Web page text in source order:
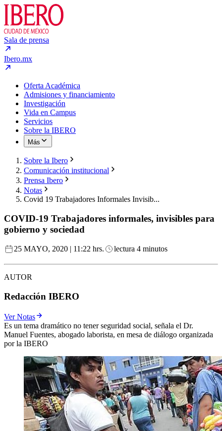
Sala de prensa
Ibero.mx
Oferta Académica
Admisiones y financiamiento
Investigación
Vida en Campus
Servicios
Sobre la IBERO
Más
Sobre la Ibero
Comunicación institucional
Prensa Ibero
Notas
Covid 19 Trabajadores Informales Invisib...
COVID-19 Trabajadores informales, invisibles para
gobierno y sociedad
25 MAYO, 2020 | 11:22 hrs. lectura 4 minutos
AUTOR
Redacción IBERO
Ver Notas
Es un tema dramático no tener seguridad social, señala el Dr.
Manuel Fuentes, abogado laborista, en mesa de diálogo organizada
por la IBERO